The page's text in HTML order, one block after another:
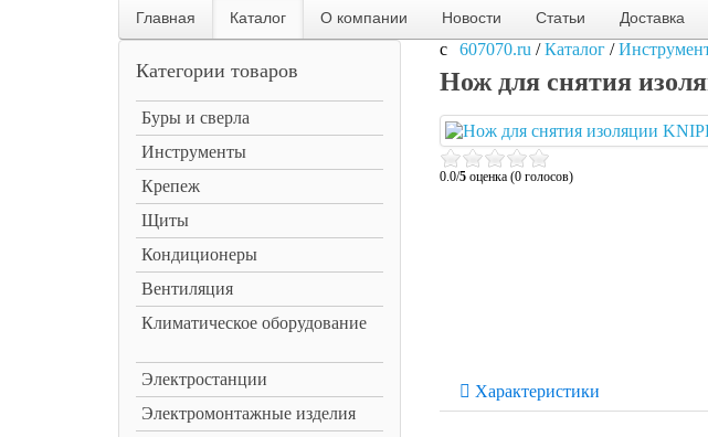
Главная Каталог О компании Новости Статьи Доставка
607070.ru /Каталог /
Нож для снятия
0.0/5 оценка (0 голосов)
Характеристики
Категории товаров
Буры и сверла
Инструменты
Крепеж
Щиты
Кондиционеры
Вентиляция
Климатическое оборудование
Электростанции
Электромонтажные изделия